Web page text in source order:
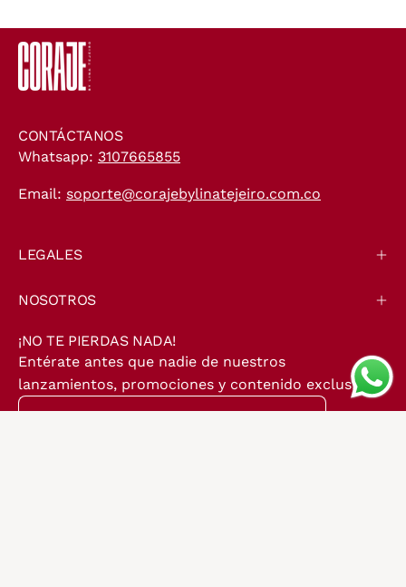
CONTÁCTANOS
Whatsapp: 3107665855
Email: soporte@corajebylinatejeiro.com.co
LEGALES
NOSOTROS
¡NO TE PIERDAS NADA!
Entérate antes que nadie de nuestros
lanzamientos, promociones y contenido exclusivo.